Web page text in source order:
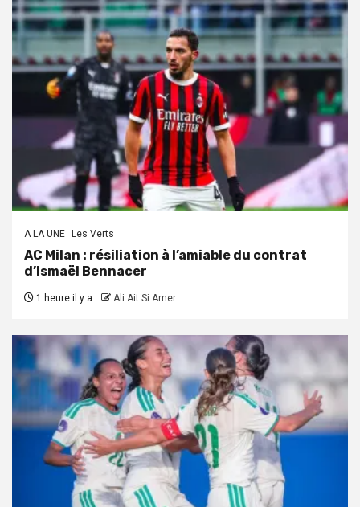
A LA UNE Les Verts
AC Milan : résiliation à l’amiable du contrat
d’Ismaël Bennacer
1 heure il y a Ali Ait Si Amer